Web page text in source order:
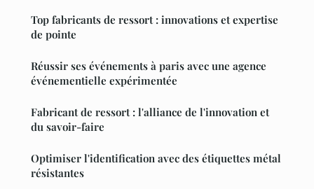
Top fabricants de ressort : innovations et expertise
de pointe
Réussir ses événements à paris avec une agence
événementielle expérimentée
Fabricant de ressort : l'alliance de l'innovation et
du savoir-faire
Optimiser l'identification avec des étiquettes métal
résistantes